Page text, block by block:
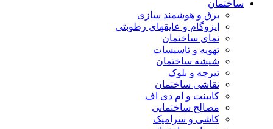
ساختمان
برق و هوشمند سازی
ایزوگام و عایقهای رطوبتی
نمای ساختمان
تهویه و تاسیسات
شیشه ساختمان
تیرچه و بلوک
نقاشی ساختمان
کابینت و ام دی اف
مصالح ساختمانی
کاشی و سرامیک